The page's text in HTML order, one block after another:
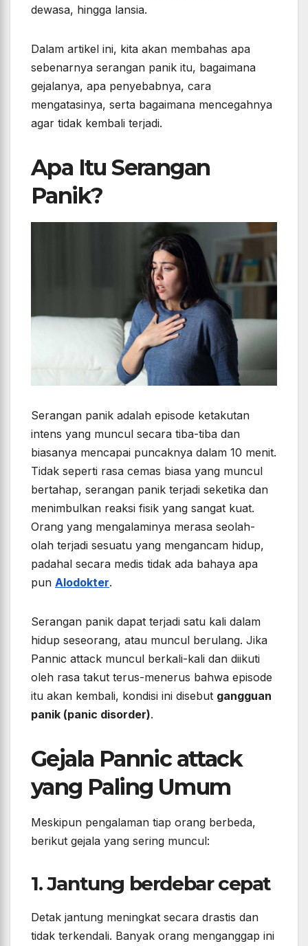
dewasa, hingga lansia.
Dalam artikel ini, kita akan membahas apa
sebenarnya serangan panik itu, bagaimana
gejalanya, apa penyebabnya, cara
mengatasinya, serta bagaimana mencegahnya
agar tidak kembali terjadi.
Apa Itu Serangan
Panik?
Serangan panik adalah episode ketakutan
intens yang muncul secara tiba-tiba dan
biasanya mencapai puncaknya dalam 10 menit.
Tidak seperti rasa cemas biasa yang muncul
bertahap, serangan panik terjadi seketika dan
menimbulkan reaksi fisik yang sangat kuat.
Orang yang mengalaminya merasa seolah-
olah terjadi sesuatu yang mengancam hidup,
padahal secara medis tidak ada bahaya apa
pun Alodokter.
Serangan panik dapat terjadi satu kali dalam
hidup seseorang, atau muncul berulang. Jika
Pannic attack muncul berkali-kali dan diikuti
oleh rasa takut terus-menerus bahwa episode
itu akan kembali, kondisi ini disebut gangguan
panik (panic disorder).
Gejala Pannic attack
yang Paling Umum
Meskipun pengalaman tiap orang berbeda,
berikut gejala yang sering muncul:
1. Jantung berdebar cepat
Detak jantung meningkat secara drastis dan
tidak terkendali. Banyak orang menganggap ini